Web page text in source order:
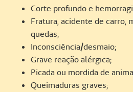
Corte profundo e
Fratura, acidente de carro,
quedas;
Inconsciência/desmaio;
Grave reação alérgica;
Picada ou mordida de
Queimaduras graves;